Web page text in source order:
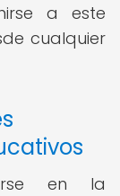
a este
cualquier
en la